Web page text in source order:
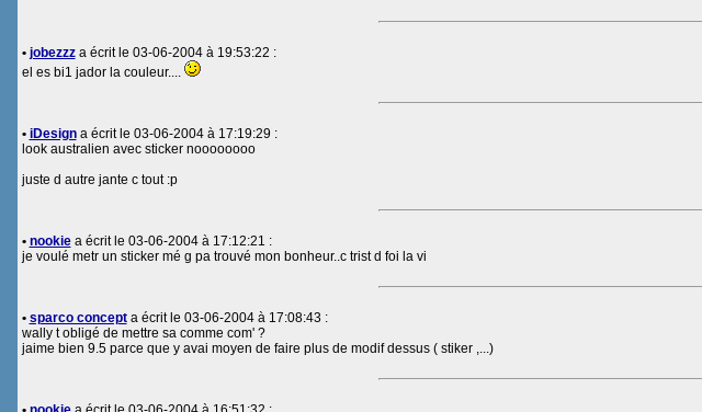
• jobezzza écrit le 03-06-2004 à 19:53:22 :
el es bi1 jador la couleur....
• iDesigna écrit le 03-06-2004 à 17:19:29 :
look australien avec sticker noooooooo
juste d autre jante c tout :p
• nookiea écrit le 03-06-2004 à 17:12:21 :
je voulé metr un sticker mé g pa trouvé mon bonheur..c trist d foi la vi
• sparco concepta écrit le 03-06-2004 à 17:08:43 :
wally t obligé de mettre sa comme com' ?
jaime bien 9.5 parce que y avai moyen de faire plus de modif dessus ( stiker ,...)